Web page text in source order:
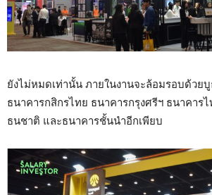
ยังไม่หมดเท่านั้น ภายในงานจะล้อมรอบด้วย
ธนาคารกสิกรไทย ธนาคารกรุงศรีฯ ธนาคาร
ธนชาติ และธนาคารชั้นนำอีกเพียบ